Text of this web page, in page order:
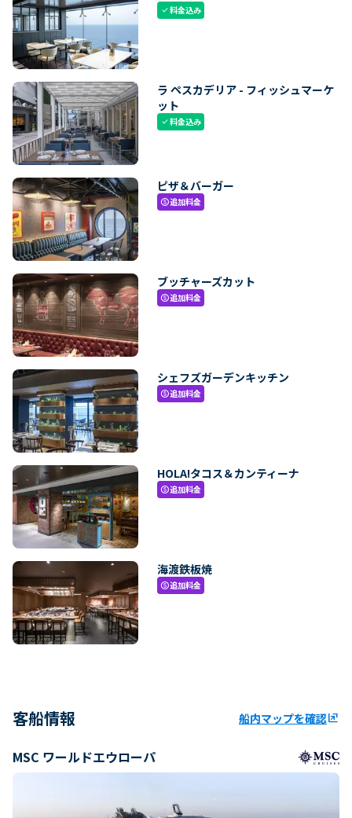
check料金込み
ラ ペスカデリア - フィッシュマーケ
ット
check料金込み
ピザ＆バーガー
paid追加料金
ブッチャーズカット
paid追加料金
シェフズガーデンキッチン
paid追加料金
HOLA!タコス＆カンティーナ
paid追加料金
海渡鉄板焼
paid追加料金
客船情報 船内マップを確認ungroup
MSC ワールドエウローパ